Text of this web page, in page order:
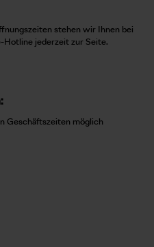
stehen wir Ihnen bei
Hotline jederzeit zur Seite.
Geschäftszeiten möglich